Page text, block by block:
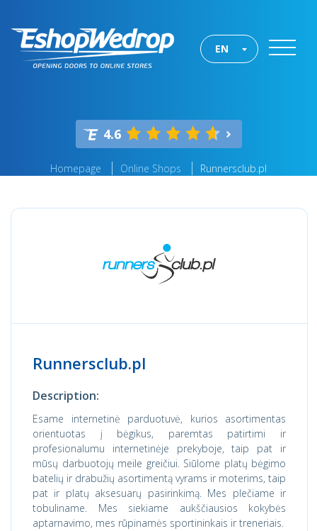
EN
4.6
Homepage Online Shops Runnersclub.pl
Runnersclub.pl
Description:
Esame internetinė parduotuvė, kurios asortimentas
orientuotas į bėgikus, paremtas patirtimi ir
profesionalumu internetinėje prekyboje, taip pat ir
mūsų darbuotojų meile greičiui. Siūlome platų bėgimo
batelių ir drabužių asortimentą vyrams ir moterims, taip
pat ir platų aksesuarų pasirinkimą. Mes plečiame ir
tobuliname. Mes siekiame aukščiausios kokybės
aptarnavimo, mes rūpinamės sportininkais ir treneriais.